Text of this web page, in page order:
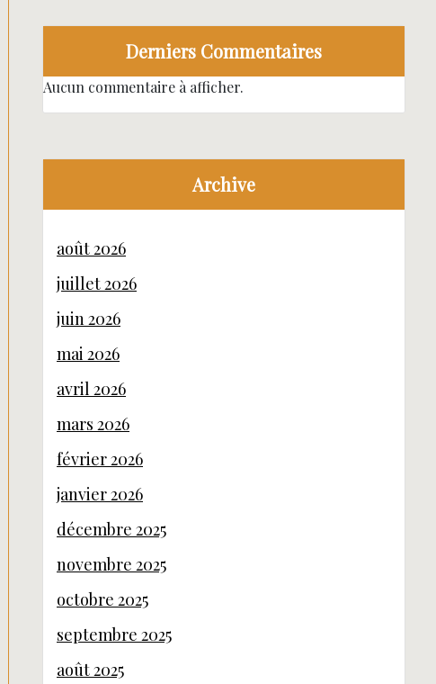
Derniers Commentaires
Aucun commentaire à afficher.
Archive
août 2026
juillet 2026
juin 2026
mai 2026
avril 2026
mars 2026
février 2026
janvier 2026
décembre 2025
novembre 2025
octobre 2025
septembre 2025
août 2025